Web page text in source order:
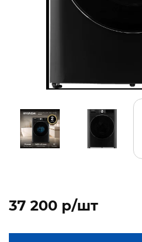
37 200 p/шт